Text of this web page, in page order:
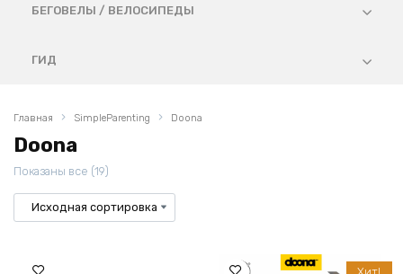
БЕГОВЕЛЫ / ВЕЛОСИПЕДЫ
ГИД
Главная SimpleParenting Doona
Doona
Показаны все (19)